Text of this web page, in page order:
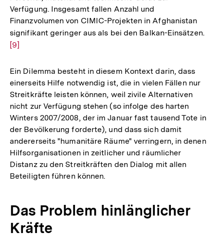
Verfügung. Insgesamt fallen Anzahl und
Finanzvolumen von CIMIC-Projekten in Afghanistan
signifikant geringer aus als bei den Balkan-Einsätzen.
[9]
Ein Dilemma besteht in diesem Kontext darin, dass
einerseits Hilfe notwendig ist, die in vielen Fällen nur
Streitkräfte leisten können, weil zivile Alternativen
nicht zur Verfügung stehen (so infolge des harten
Winters 2007/2008, der im Januar fast tausend Tote in
der Bevölkerung forderte), und dass sich damit
andererseits "humanitäre Räume" verringern, in denen
Hilfsorganisationen in zeitlicher und räumlicher
Distanz zu den Streitkräften den Dialog mit allen
Beteiligten führen können.
Das Problem hinlänglicher
Kräfte